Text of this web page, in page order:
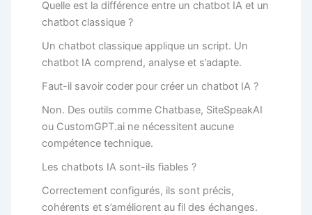
Quelle est la différence entre un chatbot IA et un
chatbot classique ?
Un chatbot classique applique un script. Un
chatbot IA comprend, analyse et s’adapte.
Faut-il savoir coder pour créer un chatbot IA ?
Non. Des outils comme Chatbase, SiteSpeakAI
ou CustomGPT.ai ne nécessitent aucune
compétence technique.
Les chatbots IA sont-ils fiables ?
Correctement configurés, ils sont précis,
cohérents et s’améliorent au fil des échanges.